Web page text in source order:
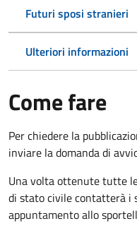
Futuri sposi stranieri
Ulteriori informazioni
Come fare
Per chiedere la
inviare la domanda di
Una volta ottenute tutte
di stato civile contatterà i
appuntamento allo